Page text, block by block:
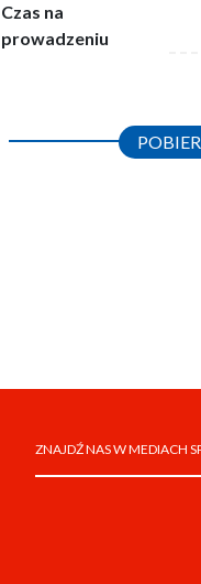
Czas na
prowadzeniu
ZNAJDŹ NAS W MEDIACH